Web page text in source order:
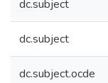
dc.subject
dc.subject
dc.subject.ocde